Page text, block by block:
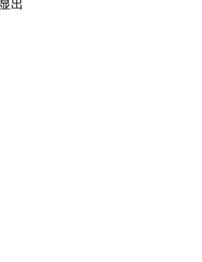
出